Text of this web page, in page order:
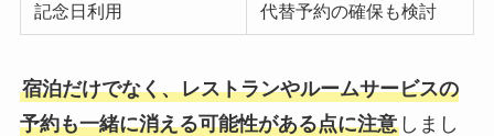
記念日利用 代替予約の確保も検討
宿泊だけでなく、レストランやルームサービスの
予約も一緒に消える可能性がある点に注意しまし